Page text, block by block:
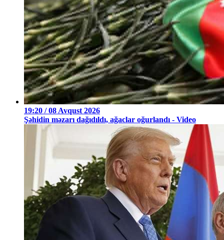
19:20 / 08 Avqust 2026
Şəhidin məzarı dağıdıldı, ağaclar oğurlandı - Video